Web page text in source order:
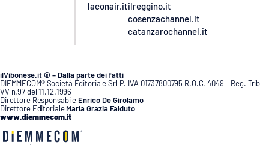
laconair.itilreggino.it
cosenzachannel.it
catanzarochannel.it
ilVibonese.it © – Dalla parte dei fatti
DIEMMECOM® Società Editoriale Srl P. IVA 01737800795 R.O.C. 4049 – Reg. Trib
VV n.97 del 11.12.1996
Direttore Responsabile Enrico De Girolamo
Direttore Editoriale Maria Grazia Falduto
www.diemmecom.it